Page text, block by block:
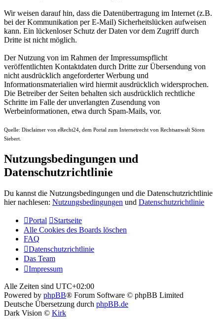
Wir weisen darauf hin, dass die Datenübertragung im Internet (z.B.
bei der Kommunikation per E-Mail) Sicherheitslücken aufweisen
kann. Ein lückenloser Schutz der Daten vor dem Zugriff durch
Dritte ist nicht möglich.
Der Nutzung von im Rahmen der Impressumspflicht
veröffentlichten Kontaktdaten durch Dritte zur Übersendung von
nicht ausdrücklich angeforderter Werbung und
Informationsmaterialien wird hiermit ausdrücklich widersprochen.
Die Betreiber der Seiten behalten sich ausdrücklich rechtliche
Schritte im Falle der unverlangten Zusendung von
Werbeinformationen, etwa durch Spam-Mails, vor.
Quelle: Disclaimer von eRecht24, dem Portal zum Internetrecht von Rechtsanwalt Sören
Siebert.
Nutzungsbedingungen und
Datenschutzrichtlinie
Du kannst die Nutzungsbedingungen und die Datenschutzrichtlinie
hier nachlesen: Nutzungsbedingungen und Datenschutzrichtlinie
Portal
Startseite
Alle Cookies des Boards löschen
FAQ
Datenschutzrichtlinie
Das Team
Impressum
Alle Zeiten sind UTC+02:00
Powered by phpBB® Forum Software © phpBB Limited
Deutsche Übersetzung durch phpBB.de
Dark Vision © Kirk